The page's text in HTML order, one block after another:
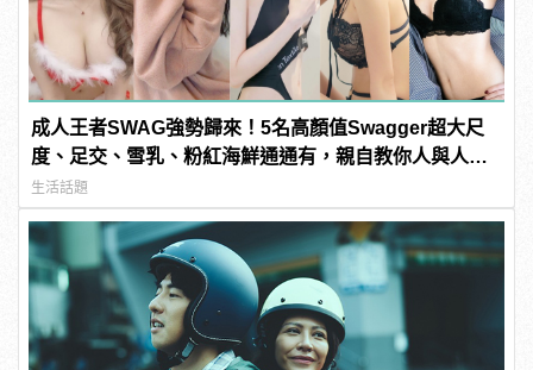
成人王者SWAG強勢歸來！5名高顏值Swagger超大尺
度、足交、雪乳、粉紅海鮮通通有，親自教你人與人的
連結！ | manfashion這樣變型男
生活話題